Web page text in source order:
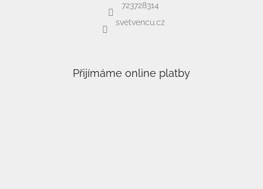
723728314
svetvencu.cz
Přijímáme online platby